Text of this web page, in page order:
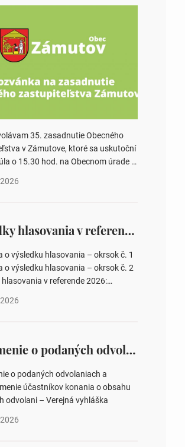
35. zasadnutie Obecného
v Zámutove, ktoré sa uskutoční
o 15.30 hod. na Obecnom úrade v
2. Schválenie návrhovej komisie a
počtu poslancov obecných
v nich 4. Schválenie odpredaja
pozemku –…
Výsledky hlasovania v referende 2026
o výsledku hlasovania – okrsok č. 1
o výsledku hlasovania – okrsok č. 2
hlasovania v referende 2026:
https://www.volbysr.sk/…
Oznámenie o podaných odvolaniach a upovedomenie účastníkov konania o obsahu podaných odvolani – Verejná vyhláška
o podaných odvolaniach a
účastníkov konania o obsahu
odvolani – Verejná vyhláška